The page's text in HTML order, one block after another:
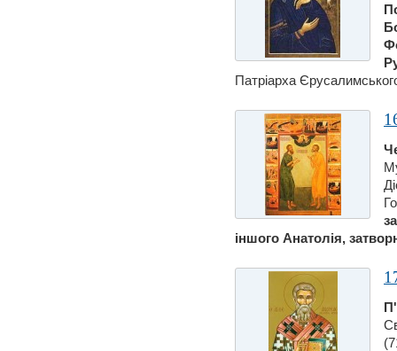
Патріарха
iншого Анатолiя,